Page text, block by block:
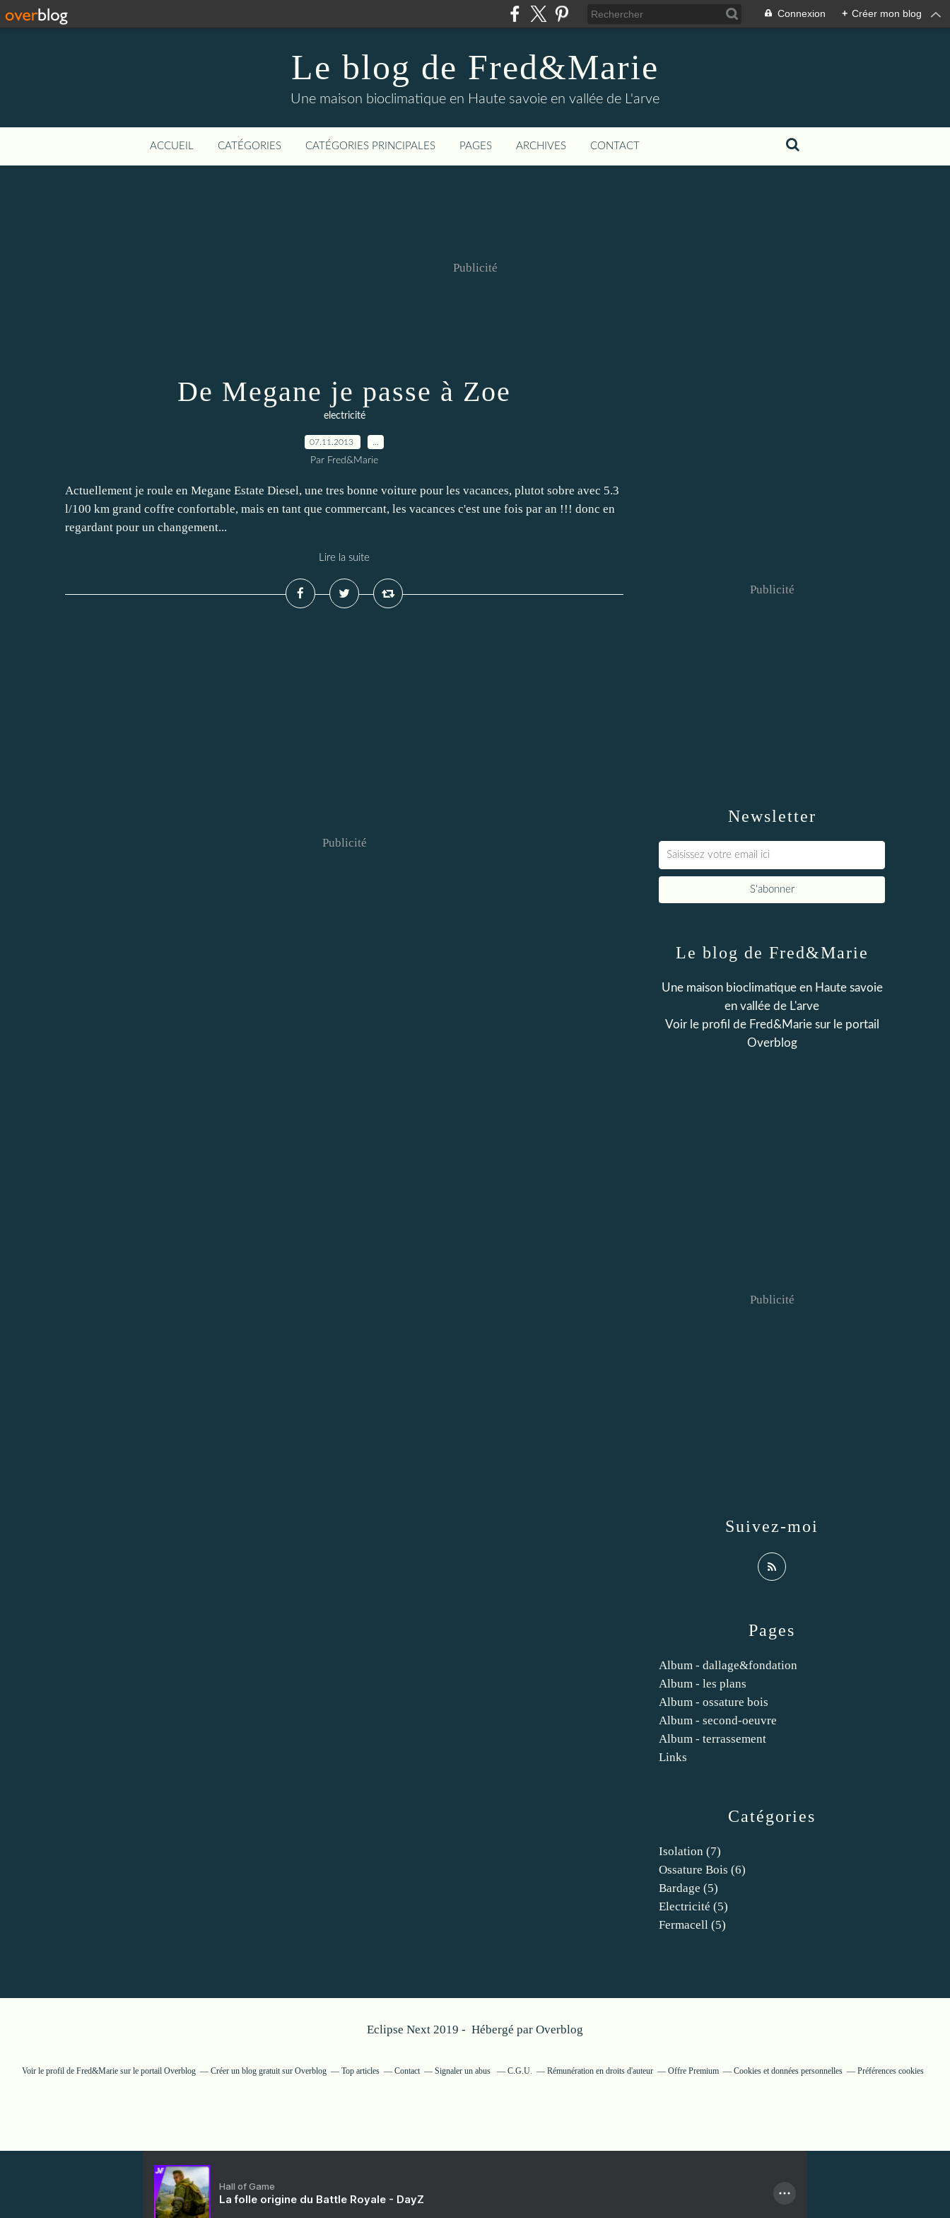
Connexion + Créer mon blog
Le blog de Fred&Marie
Une maison bioclimatique en Haute savoie en vallée de L'arve
ACCUEIL CATÉGORIES CATÉGORIES PRINCIPALES PAGES ARCHIVES CONTACT
Publicité
De Megane je passe à Zoe
electricité
07.11.2013
Par Fred&Marie
Actuellement je roule en Megane Estate Diesel, une tres bonne voiture pour les vacances, plutot sobre avec 5.3
l/100 km grand coffre confortable, mais en tant que commercant, les vacances c'est une fois par an !!! donc en
regardant pour un changement...
Lire la suite
Publicité
Newsletter
Publicité
Catégories
Isolation (7)
Ossature Bois (6)
Bardage (5)
Electricité (5)
Fermacell (5)
Pages
Album - dallage&fondation
Album - les plans
Album - ossature bois
Album - second-oeuvre
Album - terrassement
Links
Le blog de Fred&Marie
Une maison bioclimatique en Haute savoie
en vallée de L'arve
Voir le profil de Fred&Mariesur le portail
Overblog
Suivez-moi
Publicité
Eclipse Next 2019 - Hébergé par Overblog
Voir le profil de Fred&Marie sur le portail Overblog Créer un blog gratuit sur Overblog Top articles Contact Signaler un abus C.G.U. Rémunération en droits d'auteur Offre Premium Cookies et données personnelles Préférences cookies
Hall of Game
La folle origine du Battle Royale - DayZ